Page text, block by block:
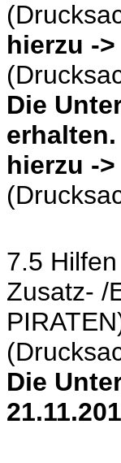
hierzu ->
Die
erhalten.
hierzu ->
7.5
Zusatz- /
Die